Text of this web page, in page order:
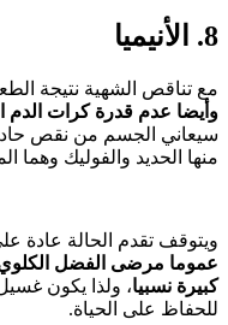
8. الأنيميا
مع تناقص الشهية نتيجة
وأيضا عدم قدرة كرات الدم
سيعاني الجسم من نقص حاد
منها الحديد والفوليك وهما
ويتوقف تقدم الحالة عادة
عموما مرضى الفضل الكلوي
كبيرة نسبيا، ولذا يكون
للحفاظ على الحياة.